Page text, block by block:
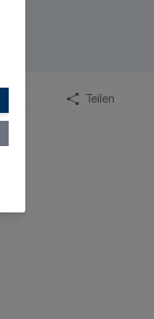
Teilen